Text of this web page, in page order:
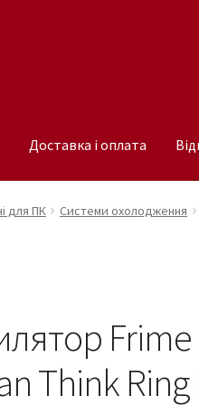
Доставка і оплата
для ПК Системи охолодження
Frime
Think Ring